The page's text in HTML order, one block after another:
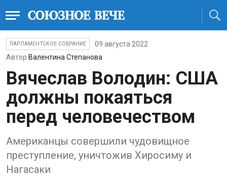
ПАРЛАМЕНТСКОЕ СОБРАНИЕ
09 августа 2022
Автор Валентина Степанова
Вячеслав Володин: США
должны покаяться
перед человечеством
Американцы совершили чудовищное
преступление, уничтожив Хиросиму и
Нагасаки